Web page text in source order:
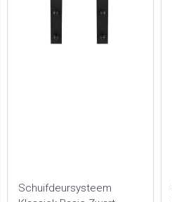
Schuifdeursysteem